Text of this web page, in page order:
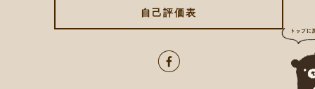
自己評価表